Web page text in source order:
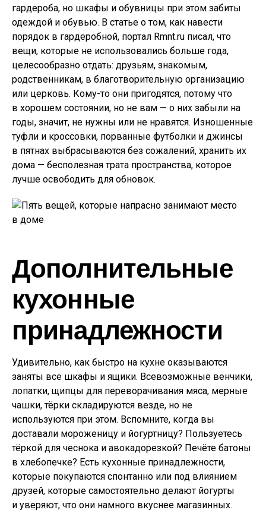
гардероба, но шкафы и обувницы при этом забиты
одеждой и обувью. В статье о том, как навести
порядок в гардеробной, портал Rmnt.ru писал, что
вещи, которые не использовались больше года,
целесообразно отдать: друзьям, знакомым,
родственникам, в благотворительную организацию
или церковь. Кому-то они пригодятся, потому что
в хорошем состоянии, но не вам — о них забыли на
годы, значит, не нужны или не нравятся. Изношенные
туфли и кроссовки, порванные футболки и джинсы
в пятнах выбрасываются без сожалений, хранить их
дома — бесполезная трата пространства, которое
лучше освободить для обновок.
Дополнительные
кухонные
принадлежности
Удивительно, как быстро на кухне оказываются
заняты все шкафы и ящики. Всевозможные венчики,
лопатки, щипцы для переворачивания мяса, мерные
чашки, тёрки складируются везде, но не
используются при этом. Вспомните, когда вы
доставали мороженицу и йогуртницу? Пользуетесь
тёркой для чеснока и авокадорезкой? Печёте батоны
в хлебопечке? Есть кухонные принадлежности,
которые покупаются спонтанно или под влиянием
друзей, которые самостоятельно делают йогурты
и уверяют, что они намного вкуснее магазинных.